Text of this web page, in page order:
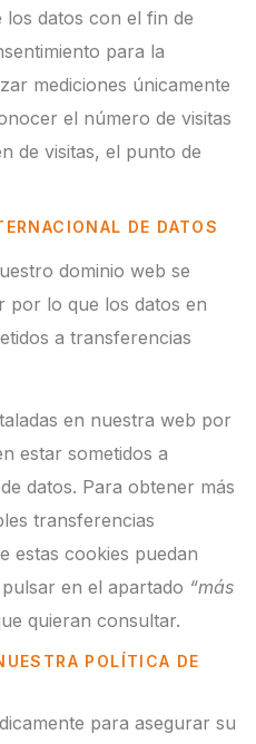
datos con el fin de
para la
mediciones únicamente
el número de visitas
de visitas, el punto de
DE DATOS
dominio web se
por lo que los datos en
a transferencias
en nuestra web por
estar sometidos a
datos. Para obtener más
transferencias
estas cookies puedan
en el apartado “más
quieran consultar.
POLÍTICA DE
para asegurar su